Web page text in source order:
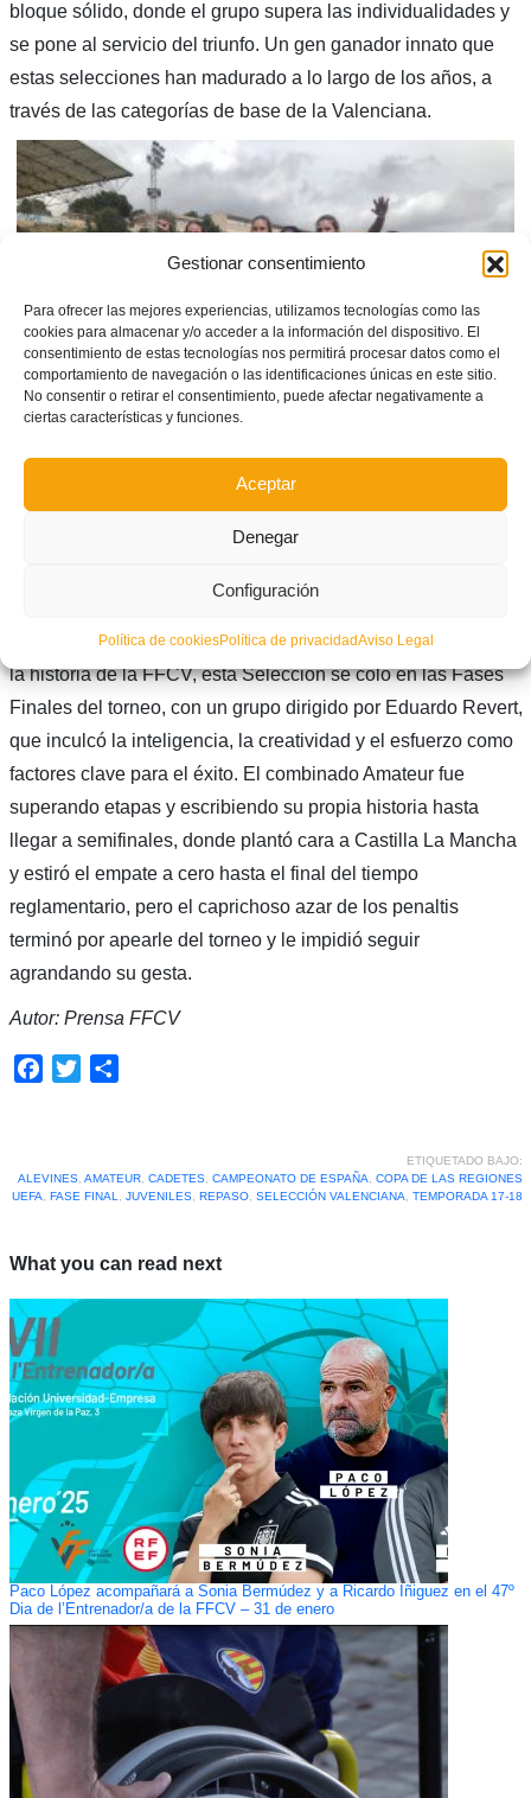
Gestionar consentimiento
Para ofrecer las mejores experiencias, utilizamos tecnologías como las
cookies para almacenar y/o acceder a la información del dispositivo. El
consentimiento de estas tecnologías nos permitirá procesar datos como el
comportamiento de navegación o las identificaciones únicas en este sitio.
No consentir o retirar el consentimiento, puede afectar negativamente a
ciertas características y funciones.
Aceptar
Denegar
Configuración
Política de cookiesPolítica de privacidadAviso Legal
bloque sólido, donde el grupo supera las individualidades y
se pone al servicio del triunfo. Un gen ganador innato que
estas selecciones han madurado a lo largo de los años, a
través de las categorías de base de la Valenciana.
Selección Amateur – Copa de las Regiones UEFA
disputó la Copa de las Regiones UEFA. Por primera vez en
la historia de la FFCV, esta Selección se coló en las Fases
Finales del torneo, con un grupo dirigido por Eduardo Revert,
que inculcó la inteligencia, la creatividad y el esfuerzo como
factores clave para el éxito. El combinado Amateur fue
superando etapas y escribiendo su propia historia hasta
llegar a semifinales, donde plantó cara a Castilla La Mancha
y estiró el empate a cero hasta el final del tiempo
reglamentario, pero el caprichoso azar de los penaltis
terminó por apearle del torneo y le impidió seguir
agrandando su gesta.
Autor: Prensa FFCV
Facebook
Twitter
ETIQUETADO BAJO:
ALEVINES, AMATEUR, CADETES, CAMPEONATO DE ESPAÑA
COPA DE LAS REGIONES
UEFA
FASE FINAL JUVENILES, REPASO, SELECCIÓN VALENCIANA TEMPORADA 17-18
What you can read next
Paco López acompañará a Sonia Bermúdez y a Ricardo Íñiguez en el 47º
Dia de l’Entrenador/a de la FFCV – 31 de enero